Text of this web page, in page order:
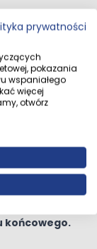
jak i na
na
ichkrawędzie
boki, co
bez dużych
końcowego.
100 Tychy ul.
opisu
prywatności
pokazania
wspaniałego
więcej
otwórz